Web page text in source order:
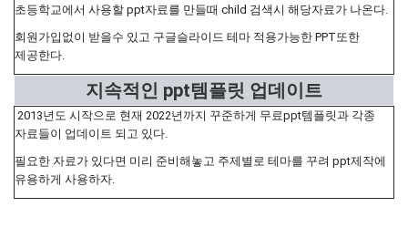
초등학교에서 사용할 ppt자료를 만들때 child 검색시 해당자료가 나온다.
회원가입없이 받을수 있고 구글슬라이드 테마 적용가능한 PPT또한
제공한다.
지속적인 ppt템플릿 업데이트
2013년도 시작으로 현재 2022년까지 꾸준하게 무료ppt템플릿과 각종
자료들이 업데이트 되고 있다.
필요한 자료가 있다면 미리 준비해놓고 주제별로 테마를 꾸려 ppt제작에
유용하게 사용하자.